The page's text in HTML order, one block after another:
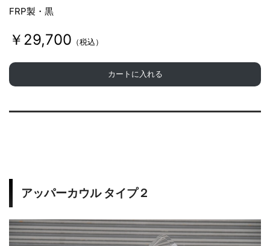
FRP製・黒
￥29,700 （税込）
カートに入れる
アッパーカウル タイプ２